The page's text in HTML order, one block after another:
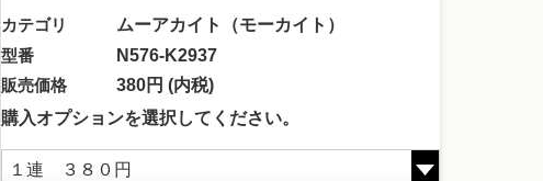
カテゴリ
ムーアカイト（モーカイト）
型番
N576-K2937
販売価格
380円 (内税)
購入オプションを選択してください。